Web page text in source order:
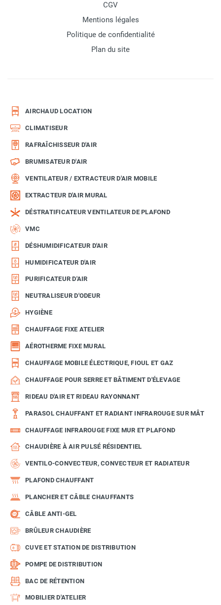
CGV
Mentions légales
Politique de confidentialité
Plan du site
AIRCHAUD LOCATION
CLIMATISEUR
RAFRAÎCHISSEUR D'AIR
BRUMISATEUR D'AIR
VENTILATEUR / EXTRACTEUR D'AIR MOBILE
EXTRACTEUR D'AIR MURAL
DÉSTRATIFICATEUR VENTILATEUR DE PLAFOND
VMC
DÉSHUMIDIFICATEUR D'AIR
HUMIDIFICATEUR D'AIR
PURIFICATEUR D'AIR
NEUTRALISEUR D'ODEUR
HYGIÈNE
CHAUFFAGE FIXE ATELIER
AÉROTHERME FIXE MURAL
CHAUFFAGE MOBILE ÉLECTRIQUE, FIOUL ET GAZ
CHAUFFAGE POUR SERRE ET BÂTIMENT D'ÉLEVAGE
RIDEAU D'AIR ET RIDEAU RAYONNANT
PARASOL CHAUFFANT ET RADIANT INFRAROUGE SUR MÂT
CHAUFFAGE INFRAROUGE FIXE MUR ET PLAFOND
CHAUDIÈRE À AIR PULSÉ RÉSIDENTIEL
VENTILO-CONVECTEUR, CONVECTEUR ET RADIATEUR
PLAFOND CHAUFFANT
PLANCHER ET CÂBLE CHAUFFANTS
CÂBLE ANTI-GEL
BRÛLEUR CHAUDIÈRE
CUVE ET STATION DE DISTRIBUTION
POMPE DE DISTRIBUTION
BAC DE RÉTENTION
MOBILIER D'ATELIER